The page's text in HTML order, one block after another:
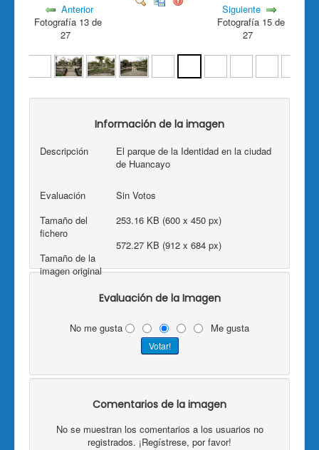
Anterior
Fotografía 13 de
27
Siguiente
Fotografía 15 de
27
Información de la imagen
Descripción
El parque de la Identidad en la ciudad
de Huancayo
Evaluación
Sin Votos
Tamaño del
fichero
253.16 KB (600 x 450 px)
Tamaño de la
imagen original
572.27 KB (912 x 684 px)
Evaluación de la Imagen
No me gusta Me gusta
Comentarios de la imagen
No se muestran los comentarios a los usuarios no
registrados. ¡Regístrese, por favor!